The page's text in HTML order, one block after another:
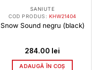
SANIUTE
COD PRODUS: KHW21404
Snow Sound negru (black)
284.00 lei
ADAUGĂ ÎN COȘ